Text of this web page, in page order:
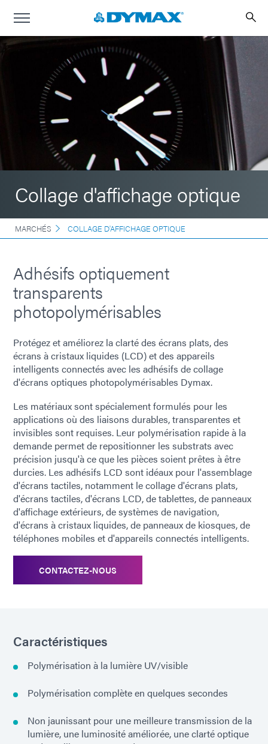
Collage d'affichage optique
MARCHÉS COLLAGE D'AFFICHAGE OPTIQUE
Adhésifs optiquement
transparents
photopolymérisables
Protégez et améliorez la clarté des écrans plats, des
écrans à cristaux liquides (LCD) et des appareils
intelligents connectés avec les adhésifs de collage
d'écrans optiques photopolymérisables Dymax.
Les matériaux sont spécialement formulés pour les
applications où des liaisons durables, transparentes et
invisibles sont requises. Leur polymérisation rapide à la
demande permet de repositionner les substrats avec
précision jusqu'à ce que les pièces soient prêtes à être
durcies. Les adhésifs LCD sont idéaux pour l'assemblage
d'écrans tactiles, notamment le collage d'écrans plats,
d'écrans tactiles, d'écrans LCD, de tablettes, de panneaux
d'affichage extérieurs, de systèmes de navigation,
d'écrans à cristaux liquides, de panneaux de kiosques, de
téléphones mobiles et d'appareils connectés intelligents.
CONTACTEZ-NOUS
Caractéristiques
Polymérisation à la lumière UV/visible
Polymérisation complète en quelques secondes
Non jaunissant pour une meilleure transmission de la
lumière, une luminosité améliorée, une clarté optique